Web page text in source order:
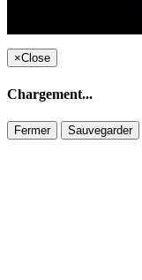
×Close
Chargement...
Fermer Sauvegarder